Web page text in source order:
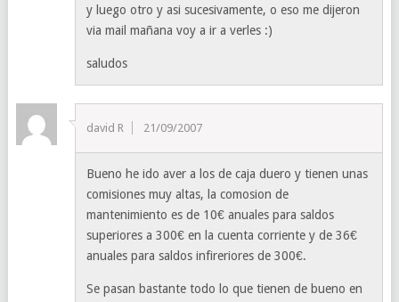
y luego otro y asi sucesivamente, o eso me dijeron
via mail mañana voy a ir a verles :)
saludos
david R 21/09/2007
Bueno he ido aver a los de caja duero y tienen unas
comisiones muy altas, la comosion de
mantenimiento es de 10€ anuales para saldos
superiores a 300€ en la cuenta corriente y de 36€
anuales para saldos infireriores de 300€.
Se pasan bastante todo lo que tienen de bueno en